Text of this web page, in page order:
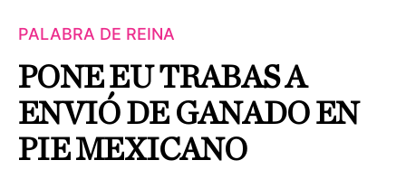
PALABRA DE REINA
PONE EU TRABAS A
ENVIÓ DE GANADO EN
PIE MEXICANO